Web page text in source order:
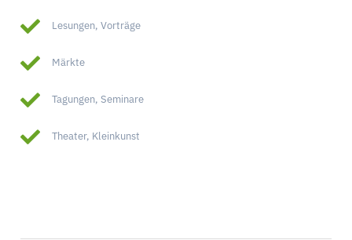
Lesungen, Vorträge
Märkte
Tagungen, Seminare
Theater, Kleinkunst